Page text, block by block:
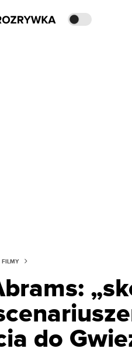
FILMY
do